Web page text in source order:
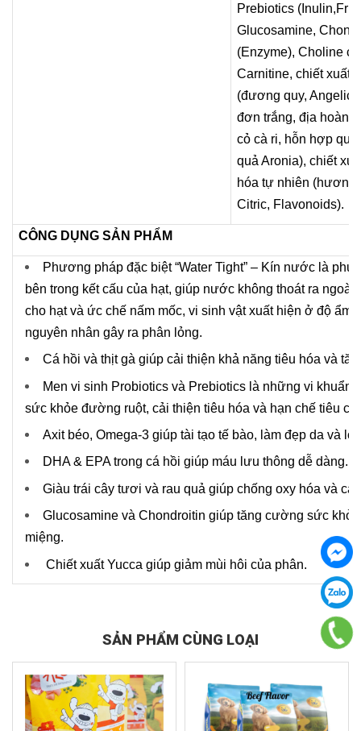
Prebiotics
Glucosamine,
(Enzyme), Choline
Carnitine, chiết xuất
(đương quy,
đơn trắng, địa
cỏ cà ri, hỗn hợp
quả Aronia), chiết
hóa tự nhiên (hương
Citric, Flavonoids).
CÔNG DỤNG SẢN PHẨM
Phương pháp đặc biệt “Water Tight” – Kín nước là phư
bên trong kết cấu của hạt, giúp nước không thoát ra ngoài
cho hạt và ức chế nấm mốc, vi sinh vật xuất hiện ở độ ẩm
nguyên nhân gây ra phân lỏng.
Cá hồi và thịt gà giúp cải thiện khả năng tiêu hóa và
Men vi sinh Probiotics và Prebiotics là những vi khuẩn
sức khỏe đường ruột, cải thiện tiêu hóa và hạn chế tiêu
Axit béo, Omega-3 giúp tài tạo tế bào, làm đẹp da và
DHA & EPA trong cá hồi giúp máu lưu thông dễ dàng.
Giàu trái cây tươi và rau quả giúp chống oxy hóa và
Glucosamine và Chondroitin giúp tăng cường sức
miệng.
Chiết xuất Yucca giúp giảm mùi hôi của phân.
SẢN PHẨM CÙNG LOẠI